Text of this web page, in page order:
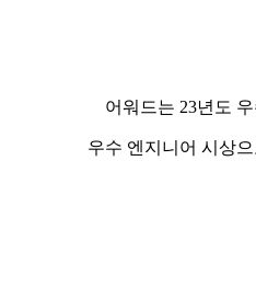
어워드는 23년도
우수 엔지니어 시상